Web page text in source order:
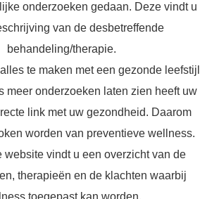
onderzoeken gedaan. Deze vindt u
van de desbetreffende
behandeling/therapie.
te maken met een gezonde leefstijl
meer onderzoeken laten zien heeft uw
link met uw gezondheid. Daarom
worden van preventieve wellness.
website vindt u een overzicht van de
therapieën en de klachten waarbij
toegepast kan worden.